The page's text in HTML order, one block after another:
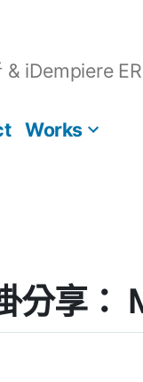
iDempiere
Works
分享：